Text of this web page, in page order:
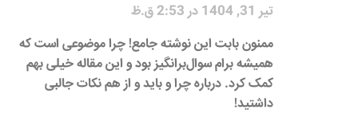
تیر 31, 1404 در 2:53 ق.ظ
ممنون بابت این نوشته جامع! چرا موضوعی است که
همیشه برام سوال‌برانگیز بود و این مقاله خیلی بهم
کمک کرد. درباره چرا و باید و از هم نکات جالبی
داشتید!